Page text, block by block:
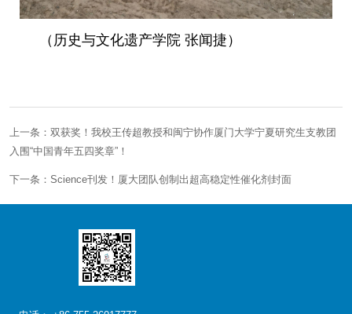
（历史与文化遗产学院 张闻捷）
上一条：双获奖！我校王传超教授和闽宁协作厦门大学宁夏研究生支教团
入围“中国青年五四奖章”！
下一条：Science刊发！厦大团队创制出超高稳定性催化剂封面